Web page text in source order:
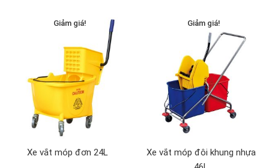
Giảm giá!
Xe vắt móp đơn 24L
Giảm giá!
Xe vắt móp đôi khung nhựa